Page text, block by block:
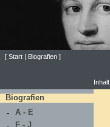
[ Start | Biografien ]
Inhalt
Biografien
-
A - E
F - J